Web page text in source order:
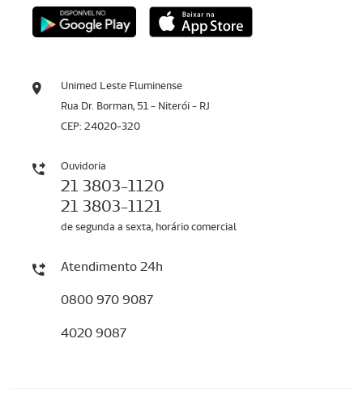
Unimed Leste Fluminense
Rua Dr. Borman, 51 - Niterói - RJ
CEP: 24020-320
Ouvidoria
21 3803-1120
21 3803-1121
de segunda a sexta, horário comercial
Atendimento 24h
0800 970 9087
4020 9087